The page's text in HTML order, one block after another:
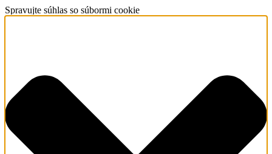
Spravujte súhlas so súbormi cookie